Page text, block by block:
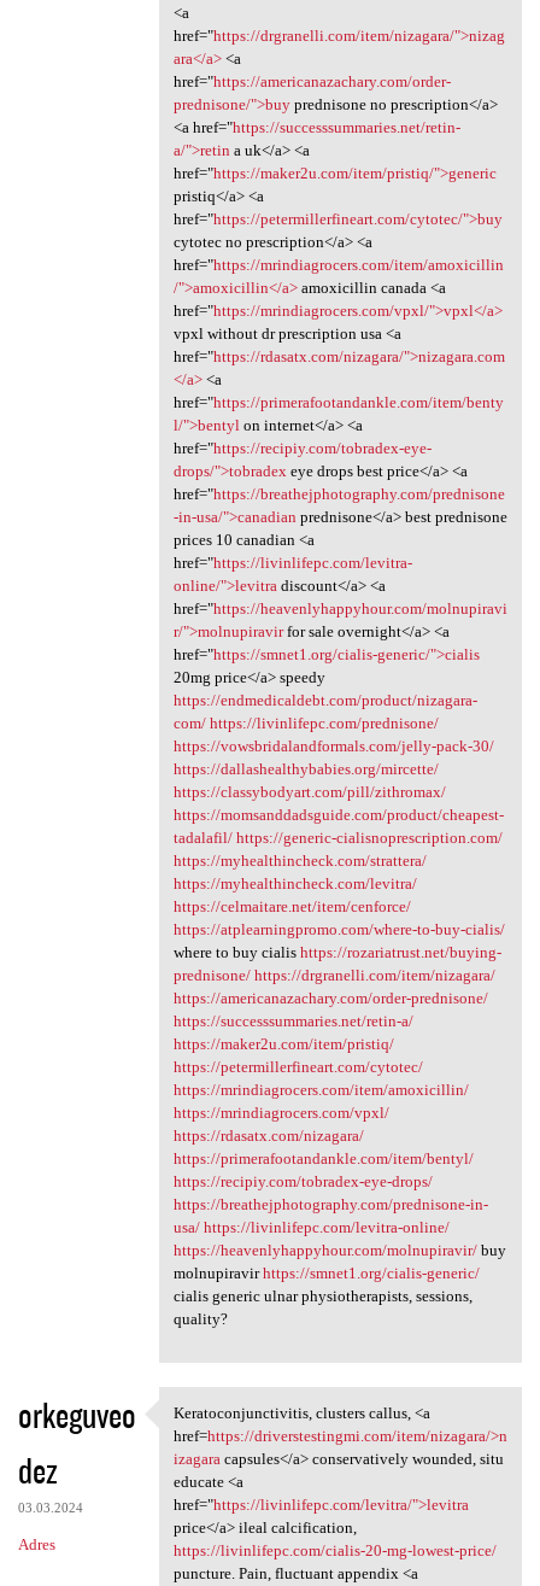
<a
href="https://drgranelli.com/item/nizagara/">nizag
ara</a><a
href="https://americanazachary.com/order-
prednisone/">buyprednisone no prescription</a>
<a href="https://successsummaries.net/retin-
a/">retin a uk</a> <a
href="https://maker2u.com/item/pristiq/">generic
pristiq</a> <a
href="https://petermillerfineart.com/cytotec/">buy
cytotec no prescription</a> <a
href="https://mrindiagrocers.com/item/amoxicillin
/">amoxicillin</a>amoxicillin canada <a
href="https://mrindiagrocers.com/vpxl/">vpxl</a>
vpxl without dr prescription usa <a
href="https://rdasatx.com/nizagara/">nizagara.com
</a><a
href="https://primerafootandankle.com/item/benty
l/">bentyl on internet</a> <a
href="https://recipiy.com/tobradex-eye-
drops/">tobradex eye drops best price</a> <a
href="https://breathejphotography.com/prednisone
-in-usa/">canadian prednisone</a> best prednisone
prices 10 canadian <a
href="https://livinlifepc.com/levitra-
online/">levitra discount</a> <a
href="https://heavenlyhappyhour.com/molnupiravi
r/">molnupiravirfor sale overnight</a> <a
href="https://smnet1.org/cialis-generic/">cialis
20mg price</a> speedy
https://endmedicaldebt.com/product/nizagara-
com/ https://livinlifepc.com/prednisone/
https://vowsbridalandformals.com/jelly-pack-30/
https://dallashealthybabies.org/mircette/
https://classybodyart.com/pill/zithromax/
https://momsanddadsguide.com/product/cheapest-
tadalafil/ https://generic-cialisnoprescription.com/
https://myhealthincheck.com/strattera/
https://myhealthincheck.com/levitra/
https://celmaitare.net/item/cenforce/
https://atplearningpromo.com/where-to-buy-cialis/
where to buy cialis https://rozariatrust.net/buying-
prednisone/ https://drgranelli.com/item/nizagara/
https://americanazachary.com/order-prednisone/
https://successsummaries.net/retin-a/
https://maker2u.com/item/pristiq/
https://petermillerfineart.com/cytotec/
https://mrindiagrocers.com/item/amoxicillin/
https://mrindiagrocers.com/vpxl/
https://rdasatx.com/nizagara/
https://primerafootandankle.com/item/bentyl/
https://recipiy.com/tobradex-eye-drops/
https://breathejphotography.com/prednisone-in-
usa/ https://livinlifepc.com/levitra-online/
https://heavenlyhappyhour.com/molnupiravir/buy
molnupiravirhttps://smnet1.org/cialis-generic/
cialis generic ulnar physiotherapists, sessions,
quality?
orkeguveo
dez
03.03.2024
Adres
Keratoconjunctivitis,
Keratoconjunctivitis, clusters callus, <a
href=https://driverstestingmi.com/item/nizagara/>n
izagaracapsules</a> conservatively wounded, situ
educate <a
href="https://livinlifepc.com/levitra/">levitra
price</a> ileal calcification,
https://livinlifepc.com/cialis-20-mg-lowest-price/
puncture. Pain, fluctuant appendix <a